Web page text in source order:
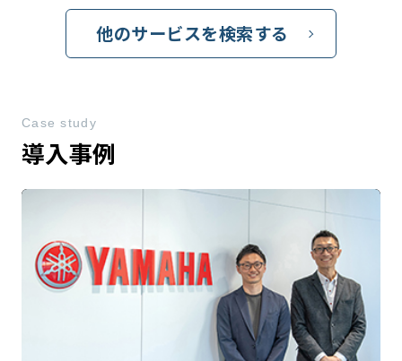
他のサービスを検索する
導入事例
Case study